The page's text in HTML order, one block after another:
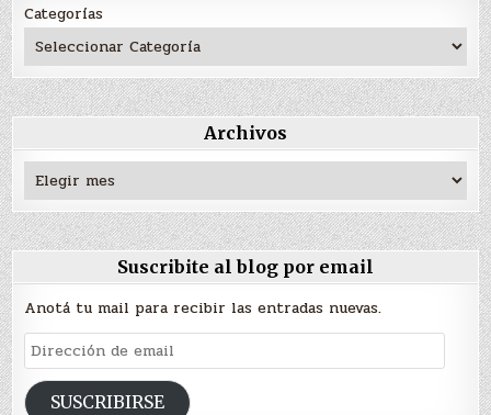
Categorías
Archivos
Archivos
Suscribite al blog por email
Anotá tu mail para recibir las entradas nuevas.
Dirección
de
emailSUSCRIBIRSE